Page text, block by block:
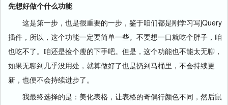
先想好做个什么功能
这是第一步，也是很重要的一步，鉴于咱们都是刚学习写jQuery
插件，所以，这个功能一定要简单一些。不要想一口就吃个胖子，咱
也吃不了。咱还是捡个瘦的下手吧。但是，这个功能也不能太无聊，
如果无聊到几乎没用处，就算做好了也是扔到马桶里，不会持续更
新，也便不会持续进步了。
我最终选择的是：美化表格，让表格的奇偶行颜色不同，然后鼠